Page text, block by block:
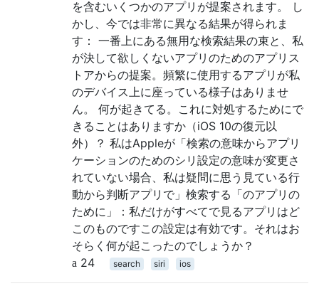
を含むいくつかのアプリが提案されます。 し
かし、今では非常に異なる結果が得られま
す： 一番上にある無用な検索結果の束と、私
が決して欲しくないアプリのためのアプリス
トアからの提案。頻繁に使用するアプリが私
のデバイス上に座っている様子はありませ
ん。 何が起きてる。これに対処するためにで
きることはありますか（iOS 10の復元以
外）？ 私はAppleが「検索の意味からアプリ
ケーションのためのシリ設定の意味が変更さ
れていない場合、私は疑問に思う見ている行
動から判断アプリで」検索する「のアプリの
ために」：私だけがすべてで見るアプリはど
このものですこの設定は有効です。それはお
そらく何が起こったのでしょうか？
24
search siri ios